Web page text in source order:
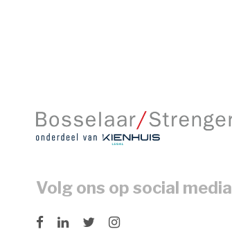
Volg ons op social media